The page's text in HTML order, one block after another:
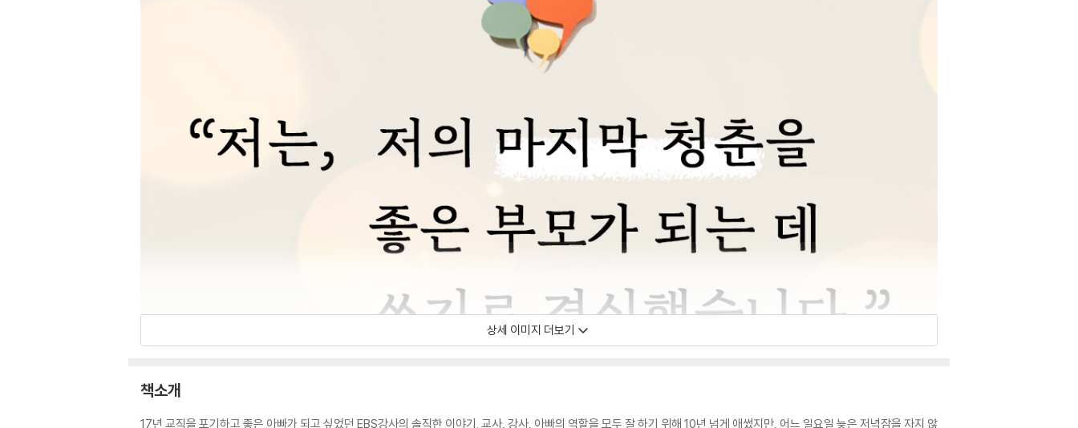
상세 이미지 더보기
책소개
17년 교직을 포기하고 좋은 아빠가 되고 싶었던 EBS강사의 솔직한 이야기. 교사, 강사, 아빠의 역할을 모두 잘 하기 위해 10년 넘게 애썼지만, 어느 일요일 늦은 저녁잠을 자지 않